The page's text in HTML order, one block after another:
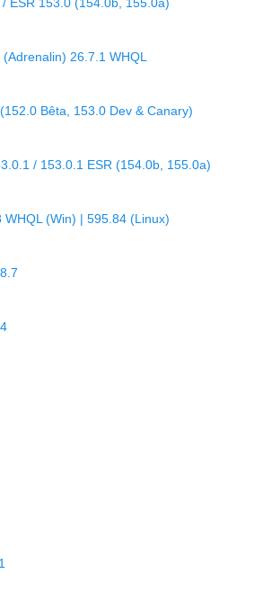
26.7.1 WHQL
Bêta, 153.0 Dev & Canary)
/ 153.0.1 ESR (154.0b, 155.0a)
(Win) | 595.84 (Linux)